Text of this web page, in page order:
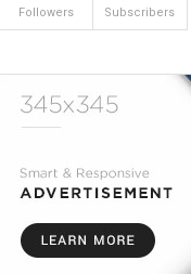
Followers Subscribers